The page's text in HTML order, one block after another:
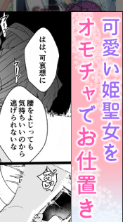
Blue Paranoia
お気に入り